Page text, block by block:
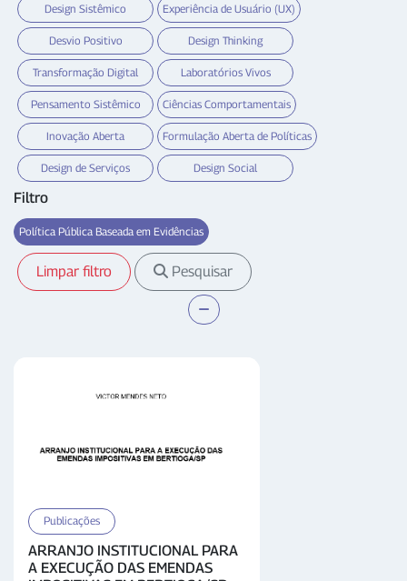
Design Sistêmico Experiência de Usuário (UX)
Desvio Positivo Design Thinking
Transformação Digital Laboratórios Vivos
Pensamento Sistêmico Ciências Comportamentais
Inovação Aberta Formulação Aberta de Políticas
Design de Serviços Design Social
Filtro
Política Pública Baseada em Evidências
Limpar filtro Pesquisar
Publicações
ARRANJO INSTITUCIONAL PARA
A EXECUÇÃO DAS EMENDAS